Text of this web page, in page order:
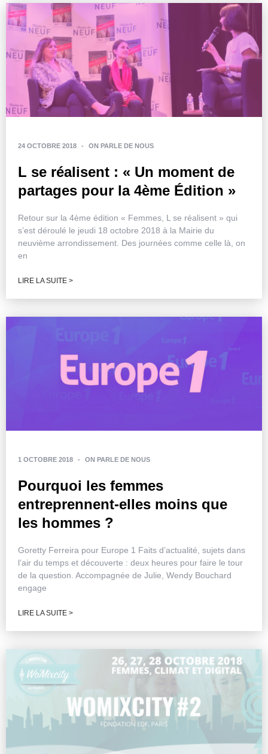
24 OCTOBRE 2018 - ON PARLE DE NOUS
L se réalisent : « Un moment de
partages pour la 4ème Édition »
Retour sur la 4ème édition « Femmes, L se réalisent » qui
s’est déroulé le jeudi 18 octobre 2018 à la Mairie du
neuvième arrondissement. Des journées comme celle là, on
en
LIRE LA SUITE >
1 OCTOBRE 2018 - ON PARLE DE NOUS
Pourquoi les femmes
entreprennent-elles moins que
les hommes ?
Goretty Ferreira pour Europe 1 Faits d’actualité, sujets dans
l’air du temps et découverte : deux heures pour faire le tour
de la question. Accompagnée de Julie, Wendy Bouchard
engage
LIRE LA SUITE >